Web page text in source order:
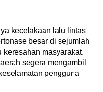
kecelakaan lalu lintas
besar di sejumlah
masyarakat.
segera mengambil
pengguna